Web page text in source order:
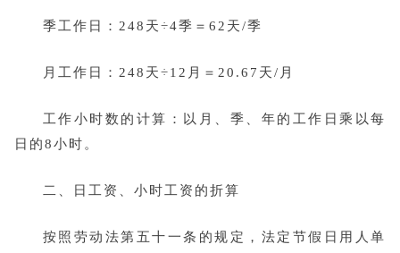
季工作日：248天÷4季＝62天/季
月工作日：248天÷12月＝20.67天/月
工作小时数的计算：以月、季、年的工作日乘以每
日的8小时。
二、日工资、小时工资的折算
按照劳动法第五十一条的规定，法定节假日用人单